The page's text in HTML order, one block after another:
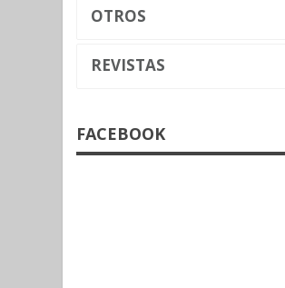
OTROS
REVISTAS
FACEBOOK